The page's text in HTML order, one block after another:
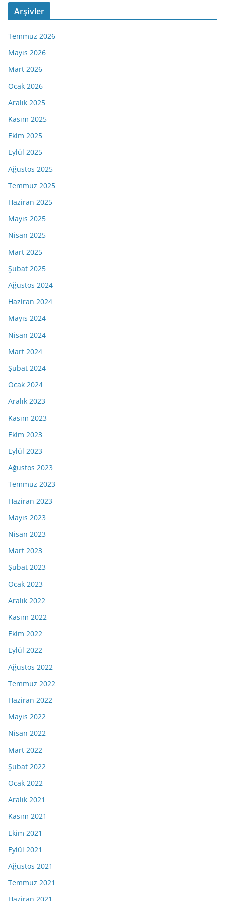
Arşivler
Temmuz 2026
Mayıs 2026
Mart 2026
Ocak 2026
Aralık 2025
Kasım 2025
Ekim 2025
Eylül 2025
Ağustos 2025
Temmuz 2025
Haziran 2025
Mayıs 2025
Nisan 2025
Mart 2025
Şubat 2025
Ağustos 2024
Haziran 2024
Mayıs 2024
Nisan 2024
Mart 2024
Şubat 2024
Ocak 2024
Aralık 2023
Kasım 2023
Ekim 2023
Eylül 2023
Ağustos 2023
Temmuz 2023
Haziran 2023
Mayıs 2023
Nisan 2023
Mart 2023
Şubat 2023
Ocak 2023
Aralık 2022
Kasım 2022
Ekim 2022
Eylül 2022
Ağustos 2022
Temmuz 2022
Haziran 2022
Mayıs 2022
Nisan 2022
Mart 2022
Şubat 2022
Ocak 2022
Aralık 2021
Kasım 2021
Ekim 2021
Eylül 2021
Ağustos 2021
Temmuz 2021